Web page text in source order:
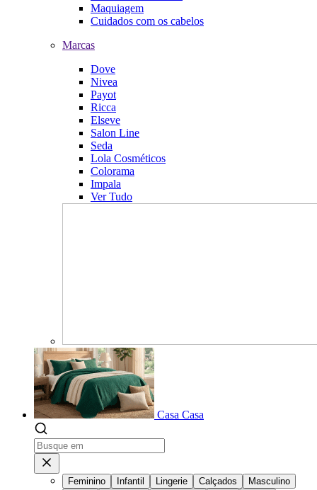
Maquiagem
Cuidados com os cabelos
Marcas
Dove
Nivea
Payot
Ricca
Elseve
Salon Line
Seda
Lola Cosméticos
Colorama
Impala
Ver Tudo
Casa Casa
Feminino Infantil Lingerie Calçados
Masculino